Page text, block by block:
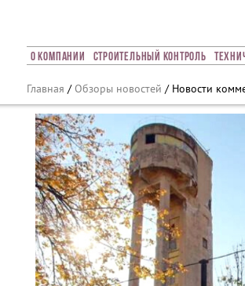
О Компании Строительный Контроль
Главная /Обзоры новостей / Новости